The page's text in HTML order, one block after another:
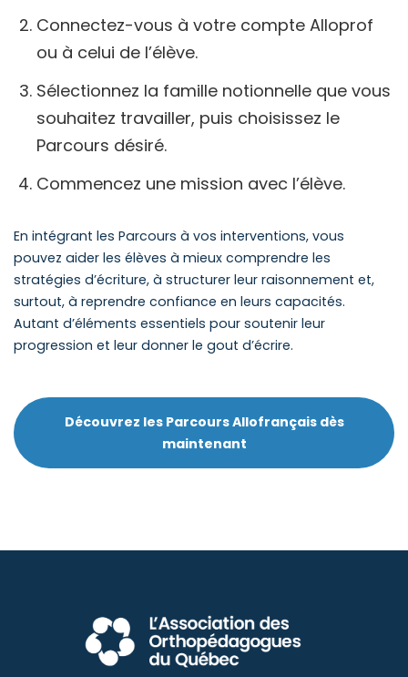
Connectez-vous à votre compte Alloprof
ou à celui de l’élève.
Sélectionnez la famille notionnelle que vous
souhaitez travailler, puis choisissez le
Parcours désiré.
Commencez une mission avec l’élève.
En intégrant les Parcours à vos interventions, vous
pouvez aider les élèves à mieux comprendre les
stratégies d’écriture, à structurer leur raisonnement et,
surtout, à reprendre confiance en leurs capacités.
Autant d’éléments essentiels pour soutenir leur
progression et leur donner le gout d’écrire.
Découvrez les Parcours Allofrançais dès
maintenant